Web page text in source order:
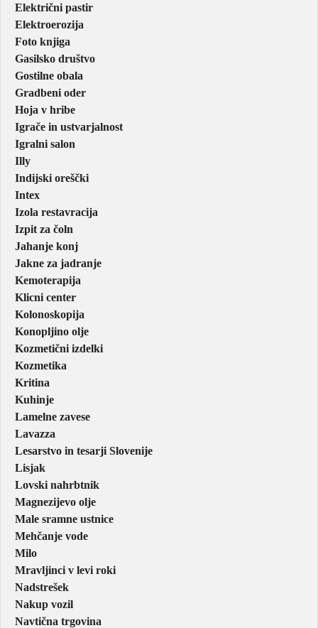
Električni pastir
Elektroerozija
Foto knjiga
Gasilsko društvo
Gostilne obala
Gradbeni oder
Hoja v hribe
Igrače in ustvarjalnost
Igralni salon
Illy
Indijski oreščki
Intex
Izola restavracija
Izpit za čoln
Jahanje konj
Jakne za jadranje
Kemoterapija
Klicni center
Kolonoskopija
Konopljino olje
Kozmetični izdelki
Kozmetika
Kritina
Kuhinje
Lamelne zavese
Lavazza
Lesarstvo in tesarji Slovenije
Lisjak
Lovski nahrbtnik
Magnezijevo olje
Male sramne ustnice
Mehčanje vode
Milo
Mravljinci v levi roki
Nadstrešek
Nakup vozil
Navtična trgovina